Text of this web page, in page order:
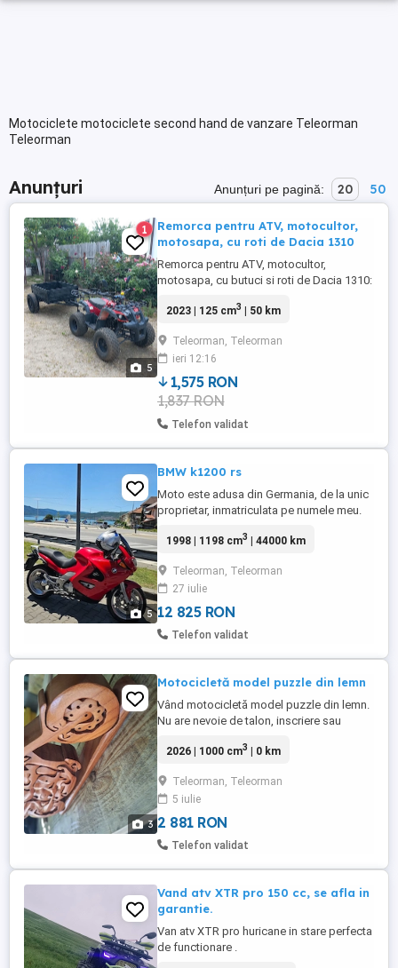
Motociclete motociclete second hand de vanzare Teleorman
Teleorman
Anunțuri Anunțuri pe pagină: 20 50
5
1
Remorca pentru ATV, motocultor,
motosapa, cu roti de Dacia 1310
Remorca pentru ATV, motocultor,
motosapa, cu butuci si roti de Dacia 1310:
2023 | 125 cm3 | 50 km
Teleorman, Teleorman
ieri 12:16
1,575 RON
1,837 RON
Telefon validat
5
BMW k1200 rs
Moto este adusa din Germania, de la unic
proprietar, inmatriculata pe numele meu.
buna, necesita doar benzina pentru acest
dotata cu: -ABS -indicator de treapta -
incalzire in manere -parbriz reglabil in 2
pozitii -cutii ...
1998 | 1198 cm3 | 44000 km
Teleorman, Teleorman
27 iulie
12 825 RON
Telefon validat
3
Motocicletă model puzzle din lemn
Vând motocicletă model puzzle din lemn.
Nu are nevoie de talon, inscriere sau
Ideală pentru vitrine in magazinele din
2026 | 1000 cm3 | 0 km
Teleorman, Teleorman
5 iulie
2 881 RON
Telefon validat
Vand atv XTR pro 150 cc, se afla in
garantie.
Van atv XTR pro huricane in stare perfecta
de functionare .